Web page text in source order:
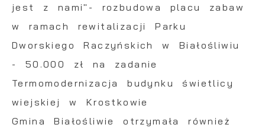
jest z nami"- rozbudowa placu zabaw
w ramach rewitalizacji Parku
Dworskiego Raczyńskich w Białośliwiu
- 50.000 zł na zadanie
Termomodernizacja budynku świetlicy
wiejskiej w Krostkowie
Gmina Białośliwie otrzymała również